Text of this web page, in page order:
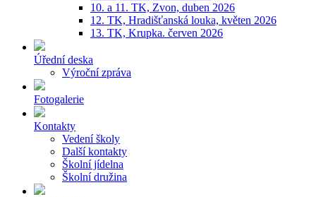
10. a 11. TK, Zvon, duben 2026
12. TK, Hradišťanská louka, květen 2026
13. TK, Krupka. červen 2026
Úřední deska
Výroční zpráva
Fotogalerie
Kontakty
Vedení školy
Další kontakty
Školní jídelna
Školní družina